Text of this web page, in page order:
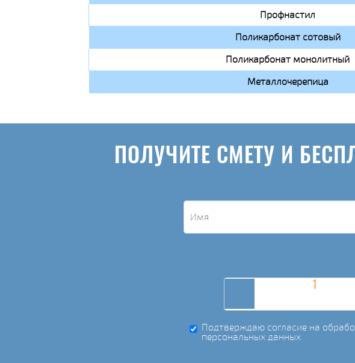
Профнастил
Поликарбонат сотовый
Поликарбонат монолитный
Металлочерепица
ПОЛУЧИТЕ СМЕТУ И
Подтверждаю согласие на
персональных данных